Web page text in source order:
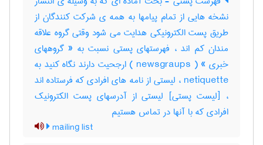
نشخه هایی از تمام پیامها به همه ی شرکت کنندگان از
طریق پست الکترونیکی هدایت می شود وقتی گروه علاقه
مندان کم اند ، فهرستهای پستی نسبت به « گروههای
خبری » ( newsgraups ) ارجحیت دارند نگاه کنید به
netiquette ، لیستی از نامه های افرادی که فرستاده اند
، [لیست پستی] لیستی از آدرسهای پست الکترونیک
افرادی که با آنها در تماس هستیم
mailing list